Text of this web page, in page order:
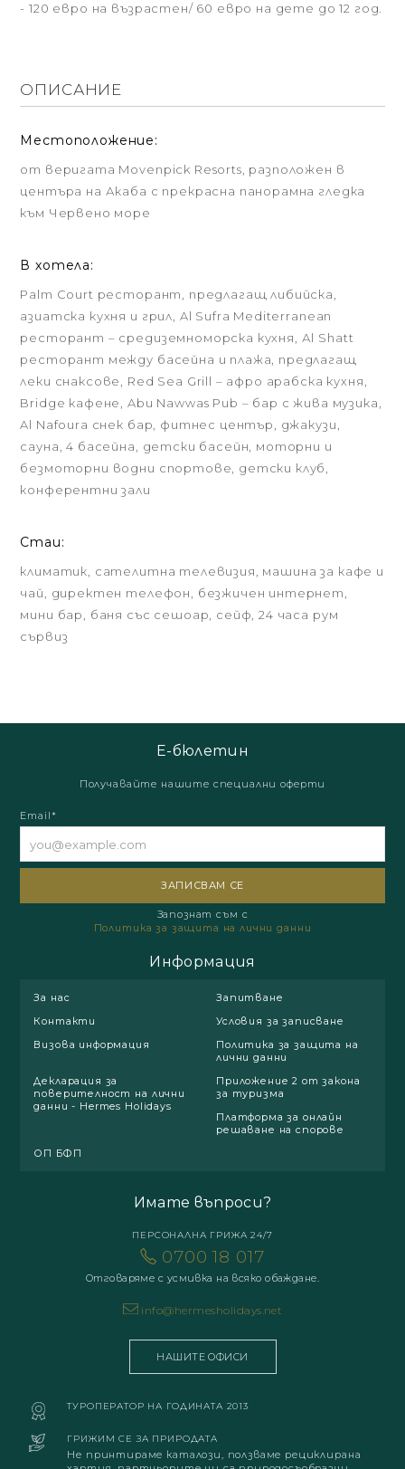
- 120 евро на възрастен/ 60 евро на дете до 12 год.
ОПИСАНИЕ
Местоположение:
от веригата Movenpick Resorts, разположен в
центъра на Акаба с прекрасна панорамна гледка
към Червено море
В хотела:
Palm Court ресторант, предлагащ либийска,
азиатска кухня и грил, Al Sufra Mediterranean
ресторант – средиземноморска кухня, Аl Shatt
ресторант между басейна и плажа, предлагащ
леки снаксове, Red Sea Grill – афро арабска кухня,
Bridge кафене, Abu Nawwas Pub – бар с жива музика,
Al Nafoura снек бар, фитнес център, джакузи,
сауна, 4 басейна, детски басейн, моторни и
безмоторни водни спортове, детски клуб,
конферентни зали
Стаи:
климатик, сателитна телевизия, машина за кафе и
чай, директен телефон, безжичен интернет,
мини бар, баня със сешоар, сейф, 24 часа рум
сървиз
Е-бюлетин
Получавайте нашите специални оферти
Email*
Запознат съм с
Политика за защита на лични данни
Информация
За нас
Запитване
Контакти
Условия за записване
Визова информация
Политика за защита на
лични данни
Декларация за
поверителност на лични
данни - Hermes Holidays
Приложение 2 от закона
за туризма
Платформа за онлайн
решаване на спорове
ОП БФП
Имате въпроси?
ПЕРСОНАЛНА ГРИЖА 24/7
0700 18 017
Отговаряме с усмивка на всяко обаждане.
info@hermesholidays.net
НАШИТЕ ОФИСИ
ТУРОПЕРАТОР НА ГОДИНАТА 2013
ГРИЖИМ СЕ ЗА ПРИРОДАТА
Не принтираме каталози, ползваме рециклирана